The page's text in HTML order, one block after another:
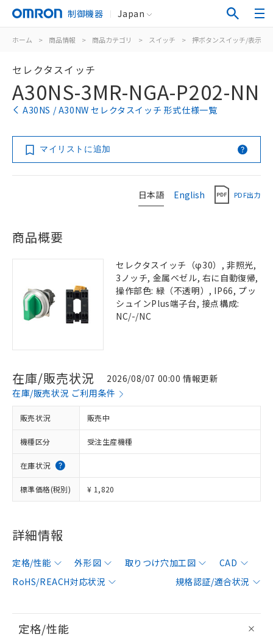
制御機器 Japan
ホーム > 商品情報 > 商品カテゴリ > スイッチ > 押ボタンスイッチ/表示灯
セレクタスイッチ
A30NS-3MR-NGA-P202-NN
A30NS / A30NW セレクタスイッチ 形式仕様一覧
マイリストに追加
日本語 English PDF出力
商品概要
セレクタスイッチ（φ30）, 非照光,
3ノッチ, 金属ベゼル, 右に自動復帰,
操作部色: 緑（不透明）, IP66, プッ
シュインPlus端子台, 接点構成:
NC/-/NC
在庫/販売状況
2026/08/07 00:00 情報更新
在庫/販売状況 ご利用条件
販売状況 販売中
機種区分 受注生産機種
在庫状況
標準価格(税別) ¥ 1,820
詳細情報
定格/性能 外形図 取りつけ穴加工図
CAD
RoHS/REACH対応状況
規格認証/適合状況
定格/性能